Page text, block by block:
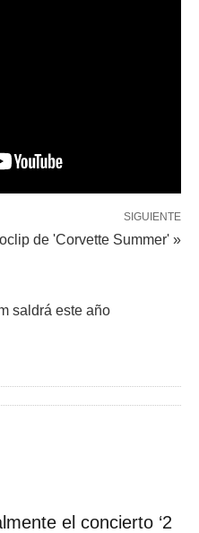
SIGUIENTE
de 'Corvette Summer' »
saldrá este año
el concierto ‘2